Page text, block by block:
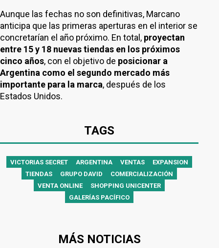
Aunque las fechas no son definitivas, Marcano
anticipa que las primeras aperturas en el interior se
concretarían el año próximo. En total, proyectan
entre 15 y 18 nuevas tiendas en los próximos
cinco años, con el objetivo de posicionar a
Argentina como el segundo mercado más
importante para la marca, después de los
Estados Unidos.
TAGS
VICTORIAS SECRET ARGENTINA VENTAS
EXPANSION
TIENDAS
GRUPO DAVID
COMERCIALIZACIÓN
VENTA ONLINE
SHOPPING UNICENTER
GALERÍAS PACÍFICO
MÁS NOTICIAS